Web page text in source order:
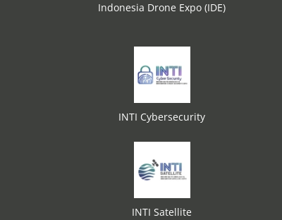
Indonesia Drone Expo (IDE)
INTI Cybersecurity
INTI Satellite